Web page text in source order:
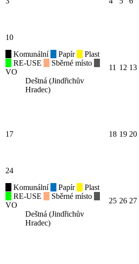
10
Komunální
Papír
Plast
RE-USE
Sběrné místo
VO
Deštná (Jindřichův
Hradec)
11 12 13
17 18 19 20
24
Komunální
Papír
Plast
RE-USE
Sběrné místo
VO
Deštná (Jindřichův
Hradec)
25 26 27